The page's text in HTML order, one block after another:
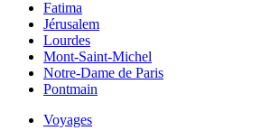
Fatima
Jérusalem
Lourdes
Mont-Saint-Michel
Notre-Dame de Paris
Pontmain
Voyages